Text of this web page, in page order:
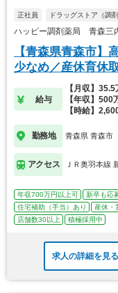
正社員 ドラッグストア（調剤
ハッピー調剤薬局 青森三
【青森県青森市】
少なめ／産休育休
給与
【月収】
【年収】
【時給】
勤務地 青森県 青森市
アクセス ＪＲ奥羽本線
年収700万円以上可 新卒も応
住宅補助（手当）あり
産休・
店舗数30以上
積極採用中
求人の詳細を見る